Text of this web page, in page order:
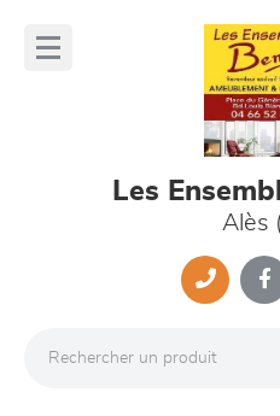
Les
Alès